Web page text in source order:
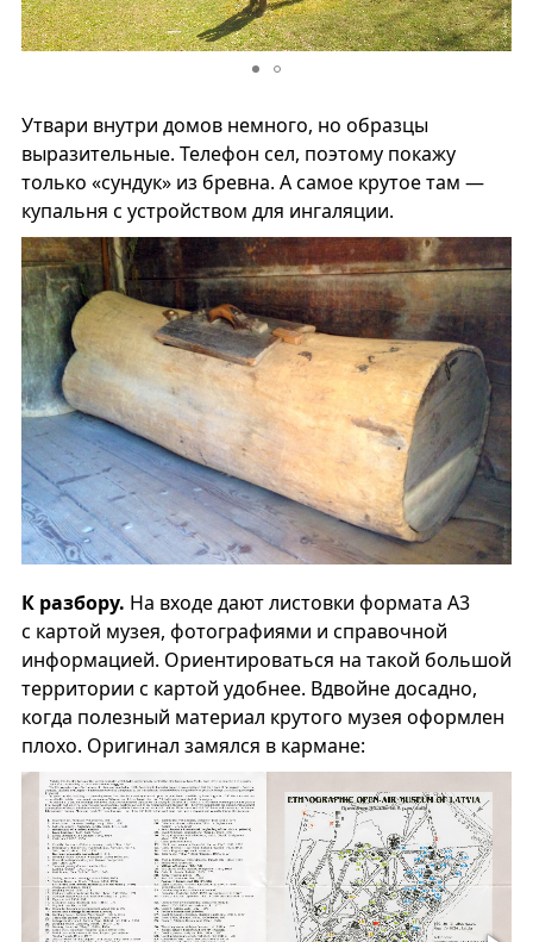
Утвари внутри домов немного, но образцы
выразительные. Телефон сел, поэтому покажу
только «сундук» из бревна. А самое крутое там —
купальня с устройством для ингаляции.
К разбору. На входе дают листовки формата А3
с картой музея, фотографиями и справочной
информацией. Ориентироваться на такой большой
территории с картой удобнее. Вдвойне досадно,
когда полезный материал крутого музея оформлен
плохо. Оригинал замялся в кармане: